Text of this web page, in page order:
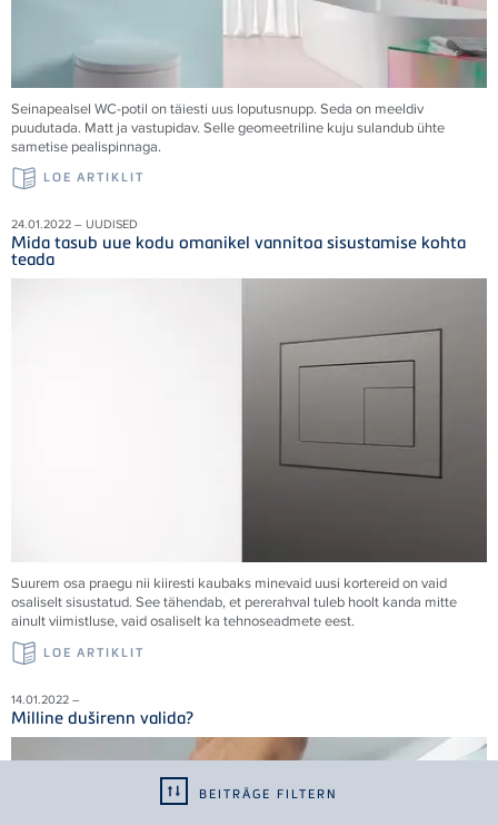
BEITRÄGE FILTERN
Seinapealsel WC-potil on täiesti uus loputusnupp. Seda on meeldiv
puudutada. Matt ja vastupidav. Selle geomeetriline kuju sulandub ühte
sametise pealispinnaga.
LOE ARTIKLIT
24.01.2022 – UUDISED
Mida tasub uue kodu omanikel vannitoa sisustamise kohta
teada
Suurem osa praegu nii kiiresti kaubaks minevaid uusi kortereid on vaid
osaliselt sisustatud. See tähendab, et pererahval tuleb hoolt kanda mitte
ainult viimistluse, vaid osaliselt ka tehnoseadmete eest.
LOE ARTIKLIT
14.01.2022 –
Milline duširenn valida?